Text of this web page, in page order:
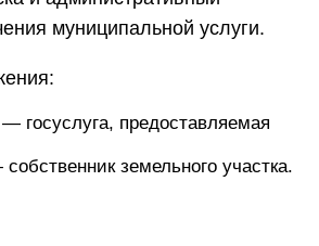
муниципальной услуги.
госуслуга, предоставляемая
земельного участка.